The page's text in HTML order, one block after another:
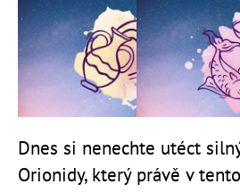
Dnes si nenechte utéct
Orionidy, který právě v